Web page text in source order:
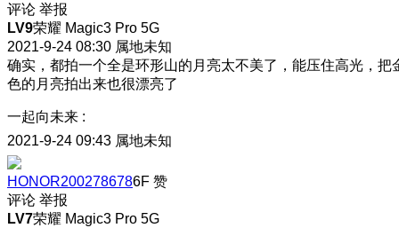
评论 举报
LV9荣耀 Magic3 Pro 5G
2021-9-24 08:30 属地未知
确实，都拍一个全是环形山的月亮太不美了，能压住高光，把
色的月亮拍出来也很漂亮了
一起向未来 :
2021-9-24 09:43 属地未知
HONOR2002786786F 赞
评论 举报
LV7荣耀 Magic3 Pro 5G